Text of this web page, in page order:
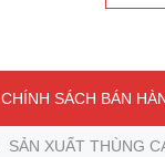
CHÍNH SÁCH BÁN
SẢN XUẤT THÙNG